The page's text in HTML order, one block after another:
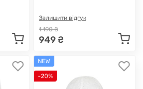
Залишити відгук
1 190 ₴
949 ₴
NEW
-20%